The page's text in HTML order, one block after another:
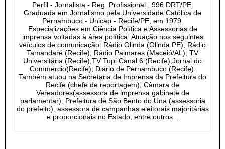
Perfil - Jornalista - Reg. Profissional , 996 DRT/PE.
Graduada em Jornalismo pela Universidade Católica de
Pernambuco - Unicap - Recife/PE, em 1979.
Especializações em Ciência Política e Assessorias de
imprensa voltadas à área política. Atuação nos seguintes
veículos de comunicação: Rádio Olinda (Olinda PE); Rádio
Tamandaré (Recife); Rádio Palmares (Maceió/AL); TV
Universitária (Recife);TV Tupi Canal 6 (Recife);Jornal do
Commercio(Recife); Diário de Pernambuco (Recife).
Também atuou na Secretaria de Imprensa da Prefeitura do
Recife (chefe de reportagem); Câmara de
Vereadores(assessora de imprensa gabinete de
parlamentar); Prefeitura de São Bento do Una (assessoria
do prefeito), assessora de campanhas eleitorais majoritárias
e proporcionais no Estado, entre outros...